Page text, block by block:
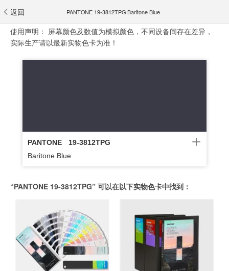
返回 PANTONE 19-3812TPG Baritone Blue
使用声明： 屏幕颜色及数值为模拟颜色，不同设备间存在差异，
实际生产请以最新实物色卡为准！
PANTONE
19-3812TPG
Baritone Blue
“PANTONE 19-3812TPG” 可以在以下实物色卡中找到：